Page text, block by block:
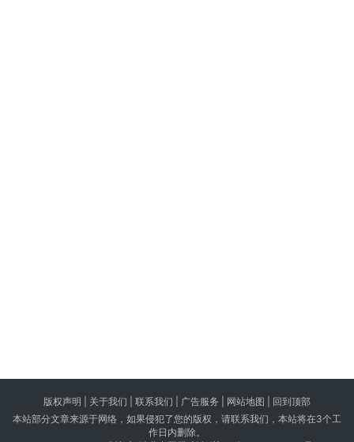
版权声明 | 关于我们 联系我们 | 广告服务 | 网站地图 | 回到顶部
本站部分文章来源于网络，如果侵犯了您的版权，请联系我们，本站将在3个工
作日内删除。